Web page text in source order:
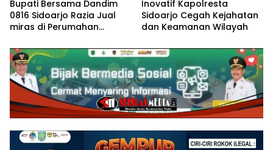
Bupati Bersama Dandim
0816 Sidoarjo Razia Jual
miras di Perumahan
Inovatif Kapolresta
Sidoarjo Cegah Kejahatan
dan Keamanan Wilayah